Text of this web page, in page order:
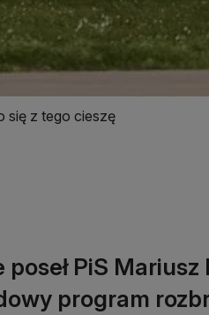
się z tego cieszę
PiS Mariusz
program